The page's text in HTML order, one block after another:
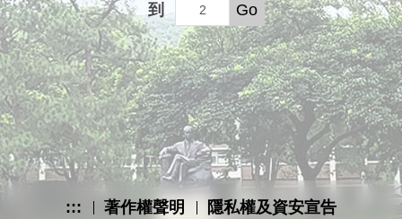
到 Go
::: 著作權聲明
隱私權及資安宣告